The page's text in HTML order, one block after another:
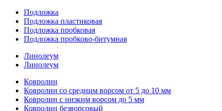
Подложка
Подложка пластиковая
Подложка пробковая
Подложка пробково-битумная
Линолеум
Линолеум
Ковролин
Ковролин со средним ворсом от 5 до 10 мм
Ковролин с низким ворсом до 5 мм
Ковролин безворсовый